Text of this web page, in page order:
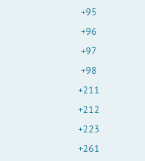
+95
+96
+97
+98
+211
+212
+223
+261